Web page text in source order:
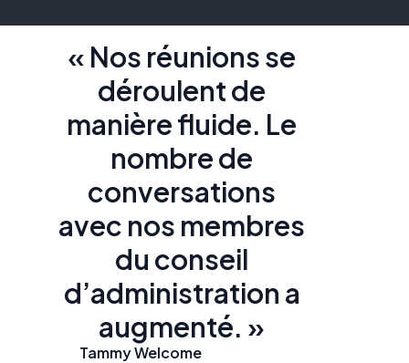
« Nos réunions se
déroulent de
manière fluide. Le
nombre de
conversations
avec nos membres
du conseil
d’administration a
augmenté. »
Tammy Welcome